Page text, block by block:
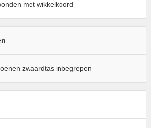
met wikkelkoord
zwaardtas inbegrepen